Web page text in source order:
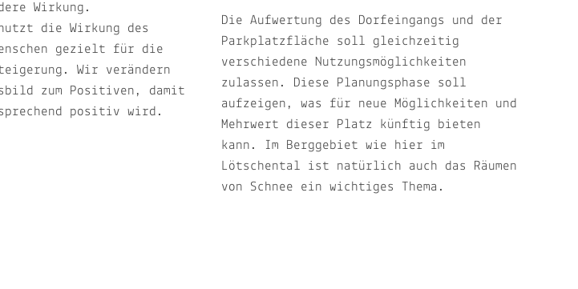
Wirkung.
die Wirkung des
gezielt für die
Wir verändern
zum Positiven, damit
positiv wird.
Die Aufwertung des Dorfeingangs und der
Parkplatzfläche soll gleichzeitig
verschiedene Nutzungsmöglichkeiten
zulassen. Diese Planungsphase soll
aufzeigen, was für neue Möglichkeiten und
Mehrwert dieser Platz künftig bieten
kann. Im Berggebiet wie hier im
Lötschental ist natürlich auch das Räumen
von Schnee ein wichtiges Thema.